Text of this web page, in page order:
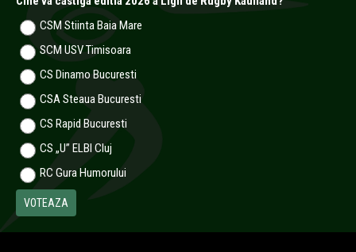
CSM Stiinta Baia Mare
SCM USV Timisoara
CS Dinamo Bucuresti
CSA Steaua Bucuresti
CS Rapid Bucuresti
CS „U” ELBI Cluj
RC Gura Humorului